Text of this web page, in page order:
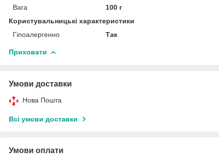
Вага
100 г
Користувальницькі характеристики
Гіпоалергенно
Так
Приховати
Умови доставки
Нова Пошта
Всі умови доставки
Умови оплати